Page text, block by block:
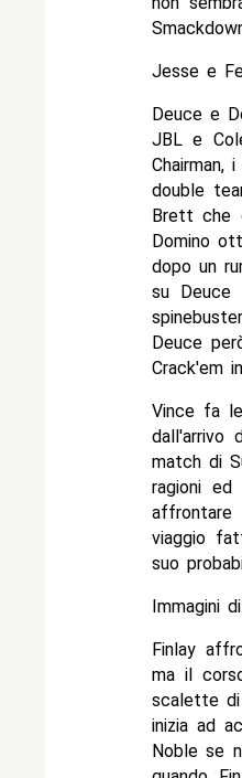
Jesse e
Deuce e
JBL e
double
Brett che
Domino
dopo un
su Deuce
Deuce
Crack'em
Vince fa
dall'arrivo
match di
ragioni
affrontare
viaggio
suo
Immagini
Finlay
ma il
scalette di
inizia ad
Noble se